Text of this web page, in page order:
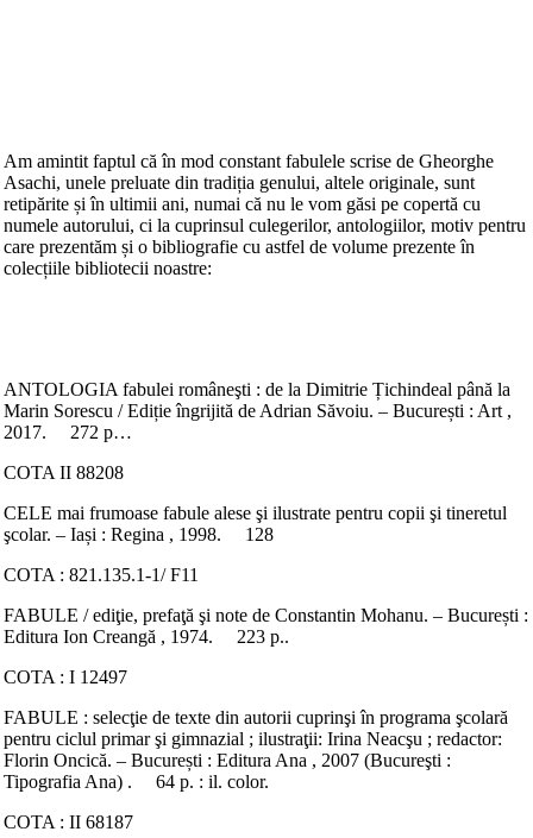
Am amintit faptul că în mod constant fabulele scrise de Gheorghe
Asachi, unele preluate din tradiția genului, altele originale, sunt
retipărite și în ultimii ani, numai că nu le vom găsi pe copertă cu
numele autorului, ci la cuprinsul culegerilor, antologiilor, motiv pentru
care prezentăm și o bibliografie cu astfel de volume prezente în
colecțiile bibliotecii noastre:
ANTOLOGIA fabulei româneşti : de la Dimitrie Țichindeal până la
Marin Sorescu / Ediție îngrijită de Adrian Săvoiu. – București : Art ,
2017. 272 p…
COTA II 88208
CELE mai frumoase fabule alese şi ilustrate pentru copii şi tineretul
şcolar. – Iași : Regina , 1998. 128
COTA : 821.135.1-1/ F11
FABULE / ediţie, prefaţă şi note de Constantin Mohanu. – București :
Editura Ion Creangă , 1974. 223 p..
COTA : I 12497
FABULE : selecţie de texte din autorii cuprinşi în programa şcolară
pentru ciclul primar şi gimnazial ; ilustraţii: Irina Neacşu ; redactor:
Florin Oncică. – București : Editura Ana , 2007 (Bucureşti :
Tipografia Ana) . 64 p. : il. color.
COTA : II 68187